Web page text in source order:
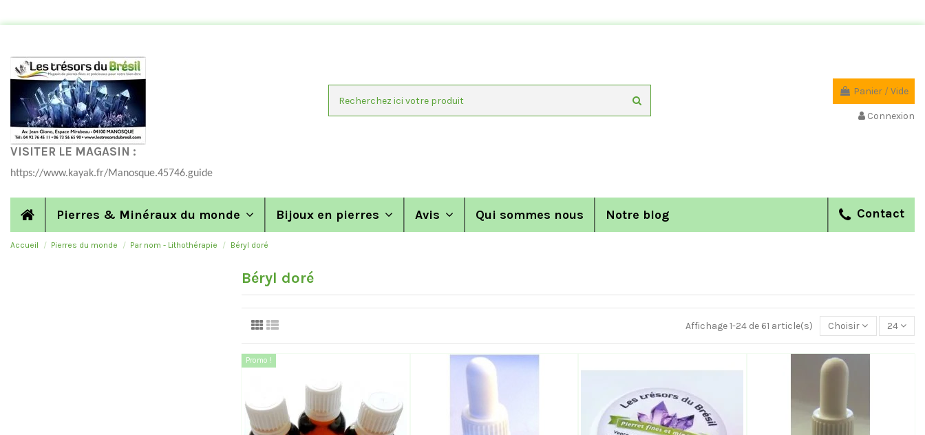
Panier / Vide
Connexion
VISITER LE MAGASIN :
https://www.kayak.fr/Manosque.45746.guide
Pierres & Minéraux du monde Bijoux en pierres Avis Contact
Qui sommes nous Notre blog
Accueil Pierres du monde Par nom - Lithothérapie Béryl doré
Béryl doré
Affichage 1-24 de 61 article(s) Choisir 24
Promo !